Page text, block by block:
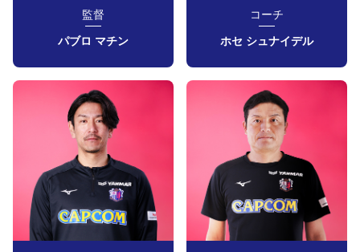
DAZNで観戦
アウェイツアー
アウェイツアー
よくある質問
よくある質問
サステナビリティ
サステナビリティポリシー
インパクトレポート
活動レポート
SPORT POSITIVE LEAGUES 取り組み実績
スポーツクラブ
スポーツクラブ
関連団体/施設
長居公園 セレッソフットサルパーク
セレッソフットサルパーク長居
セレッソスポーツパーク舞洲
YANMAR HANASAKA STADIUM
セレッソ大阪アカデミー
子供のサッカースクール
大人のサッカースクール
その他スポーツクラブ
ホームタウン パートナー メディア 30周年
監督
パブロ マチン
コーチ
ホセ シュナイデル